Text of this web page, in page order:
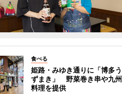
食べる
姫路・みゆき通りに「博多う
ずまき」 野菜巻き串や九州
料理を提供